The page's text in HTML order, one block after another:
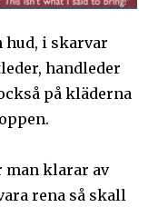
hud, i skarvar
handleder
på kläderna
man klarar av
rena så skall